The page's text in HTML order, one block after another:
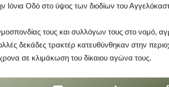
Ιόνια Οδό στο ύψος των διοδίων του
τους και συλλόγων τους στο νομό,
δεκάδες τρακτέρ κατευθύνθηκαν στην
σε κλιμάκωση του δίκαιου αγώνα τους.